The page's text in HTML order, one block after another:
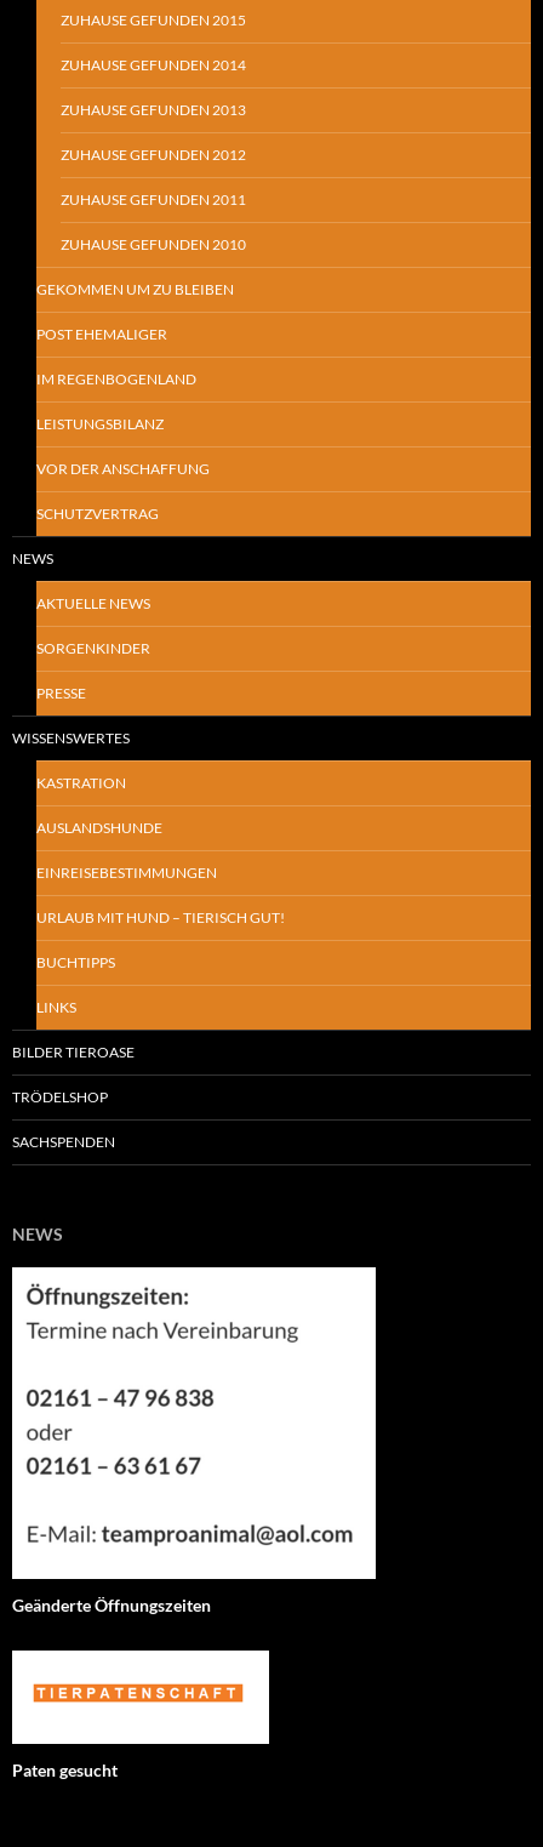
ZUHAUSE GEFUNDEN 2015
ZUHAUSE GEFUNDEN 2014
ZUHAUSE GEFUNDEN 2013
ZUHAUSE GEFUNDEN 2012
ZUHAUSE GEFUNDEN 2011
ZUHAUSE GEFUNDEN 2010
GEKOMMEN UM ZU BLEIBEN
POST EHEMALIGER
IM REGENBOGENLAND
LEISTUNGSBILANZ
VOR DER ANSCHAFFUNG
SCHUTZVERTRAG
NEWS
AKTUELLE NEWS
SORGENKINDER
PRESSE
WISSENSWERTES
KASTRATION
AUSLANDSHUNDE
EINREISEBESTIMMUNGEN
URLAUB MIT HUND – TIERISCH GUT!
BUCHTIPPS
LINKS
BILDER TIEROASE
TRÖDELSHOP
SACHSPENDEN
NEWS
Geänderte Öffnungszeiten
Paten gesucht